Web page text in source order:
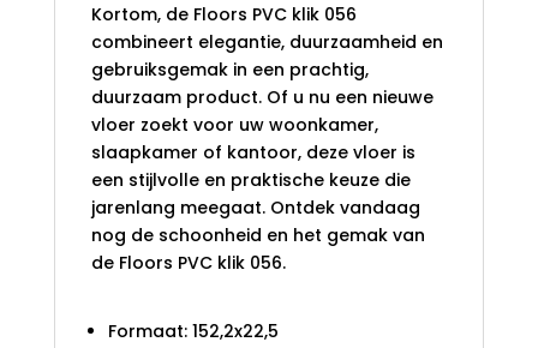
Kortom, de Floors PVC klik 056
combineert elegantie, duurzaamheid en
gebruiksgemak in een prachtig,
duurzaam product. Of u nu een nieuwe
vloer zoekt voor uw woonkamer,
slaapkamer of kantoor, deze vloer is
een stijlvolle en praktische keuze die
jarenlang meegaat. Ontdek vandaag
nog de schoonheid en het gemak van
de Floors PVC klik 056.
Formaat: 152,2x22,5